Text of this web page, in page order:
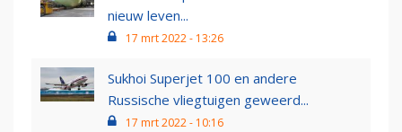
nieuw leven...
17 mrt 2022 - 13:26
Sukhoi Superjet 100 en andere
Russische vliegtuigen geweerd...
17 mrt 2022 - 10:16